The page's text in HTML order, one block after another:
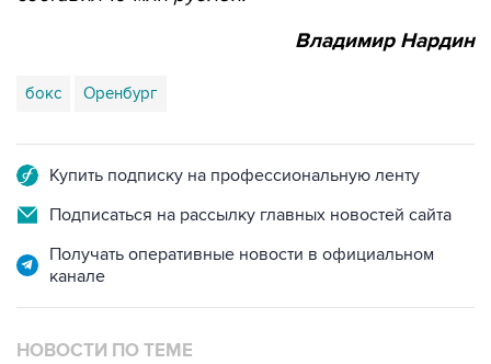
Владимир Нардин
бокс Оренбург
Купить подписку на профессиональную ленту
Подписаться на рассылку главных новостей сайта
Получать оперативные новости в официальном
канале
НОВОСТИ ПО ТЕМЕ